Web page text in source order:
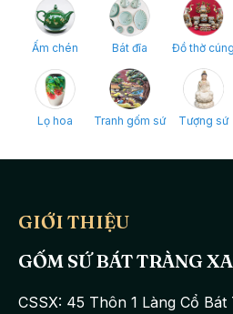
Ấm chén Bát đĩa Đồ thờ cúng
Lọ hoa Tranh gốm sứ Tượng sứ
GIỚI THIỆU
GỐM SỨ BÁT TRÀNG
CSSX: 45 Thôn 1 Làng Cổ